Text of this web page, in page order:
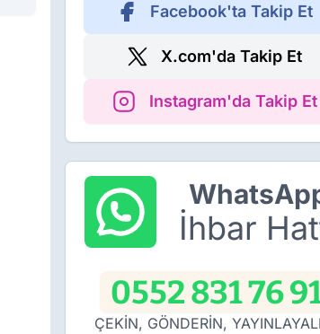
Facebook'ta Takip Et
X.com'da Takip Et
Instagram'da Takip Et
İhbar
0552 831 76
ÇEKİN, GÖNDERİN,